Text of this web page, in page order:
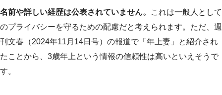
名前や詳しい経歴は公表されていません。
これは一般人として
のプライバシーを守るための配慮だと考えられます。ただ、週
刊文春（2024年11月14日号）の報道で「年上妻」と紹介され
たことから、3歳年上という情報の信頼性は高いといえそうで
す。